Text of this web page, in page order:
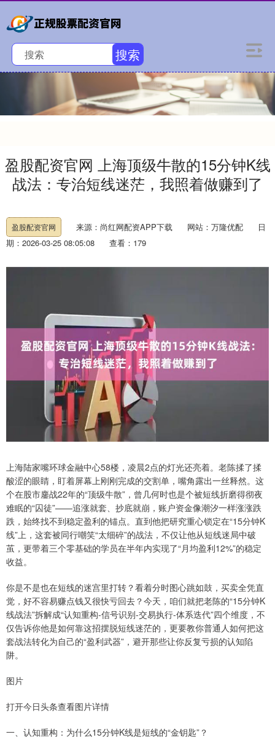
搜索
盈股配资官网 上海顶级牛散的15分钟K线
战法：专治短线迷茫，我照着做赚到了
盈股配资官网 来源：尚红网配资APP下载 网站：万隆优配
日
期：2026-03-25 08:05:08
查看：179
上海陆家嘴环球金融中心58楼，凌晨2点的灯光还亮着。老陈揉了揉
酸涩的眼睛，盯着屏幕上刚刚完成的交割单，嘴角露出一丝释然。这
个在股市鏖战22年的“顶级牛散”，曾几何时也是个被短线折磨得彻夜
难眠的“囚徒”——追涨就套、抄底就崩，账户资金像潮汐一样涨涨跌
跌，始终找不到稳定盈利的锚点。直到他把研究重心锁定在“15分钟K
线”上，这套被同行嘲笑“太细碎”的战法，不仅让他从短线迷局中破
茧，更带着三个零基础的学员在半年内实现了“月均盈利12%”的稳定
收益。
你是不是也在短线的迷宫里打转？看着分时图心跳如鼓，买卖全凭直
觉，好不容易赚点钱又很快亏回去？今天，咱们就把老陈的“15分钟K
线战法”拆解成“认知重构-信号识别-交易执行-体系迭代”四个维度，不
仅告诉你他是如何靠这招摆脱短线迷茫的，更要教你普通人如何把这
套战法转化为自己的“盈利武器”，避开那些让你反复亏损的认知陷
阱。
图片
打开今日头条查看图片详情
一、认知重构：为什么15分钟K线是短线的“金钥匙”？